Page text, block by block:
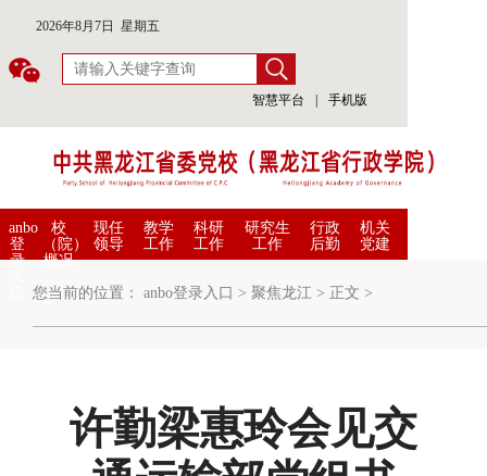
2026年8月7日 星期五
智慧平台 手机版
anbo
登
录
校
（院）
概况
现任
领导
教学
工作
科研
工作
研究生
工作
行政
后勤
机关
党建
您当前的位置： anbo登录入口 > 聚焦龙江 > 正文 >
许勤梁惠玲会见交